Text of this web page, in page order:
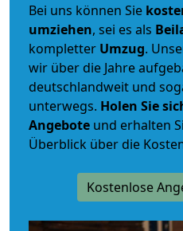
Bei uns können Sie
umziehen, sei es als
kompletter Umzug.
wir über die Jahre
deutschlandweit und
unterwegs. Holen Sie
Angebote und erhalten
Überblick über die
Kostenlose